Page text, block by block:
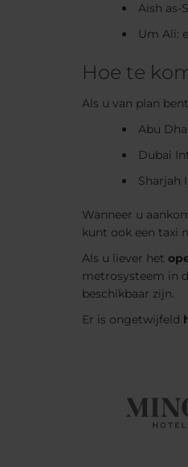
Aish as-
Um Ali:
Hoe te
Als u van plan
Abu
Dubai
Sharjah
Wanneer u
kunt ook een taxi
Als u liever het
metrosysteem in
beschikbaar zijn.
Er is ongetwijfeld